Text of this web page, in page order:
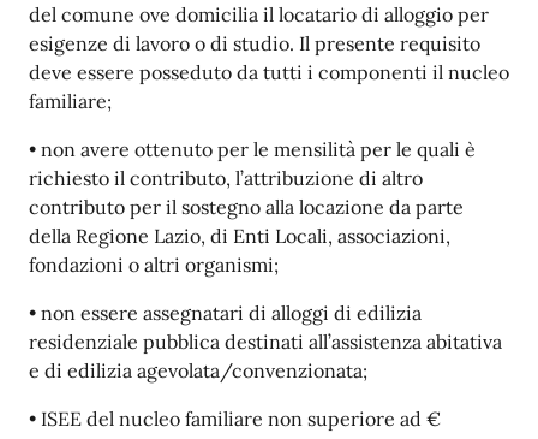
del comune ove domicilia il locatario di alloggio per
esigenze di lavoro o di studio. Il presente requisito
deve essere posseduto da tutti i componenti il nucleo
familiare;
• non avere ottenuto per le mensilità per le quali è
richiesto il contributo, l’attribuzione di altro
contributo per il sostegno alla locazione da parte
della Regione Lazio, di Enti Locali, associazioni,
fondazioni o altri organismi;
• non essere assegnatari di alloggi di edilizia
residenziale pubblica destinati all’assistenza abitativa
e di edilizia agevolata/convenzionata;
• ISEE del nucleo familiare non superiore ad €